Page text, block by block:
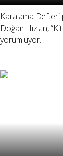
Karalama Defteri
Doğan Hızlan,
yorumluyor.